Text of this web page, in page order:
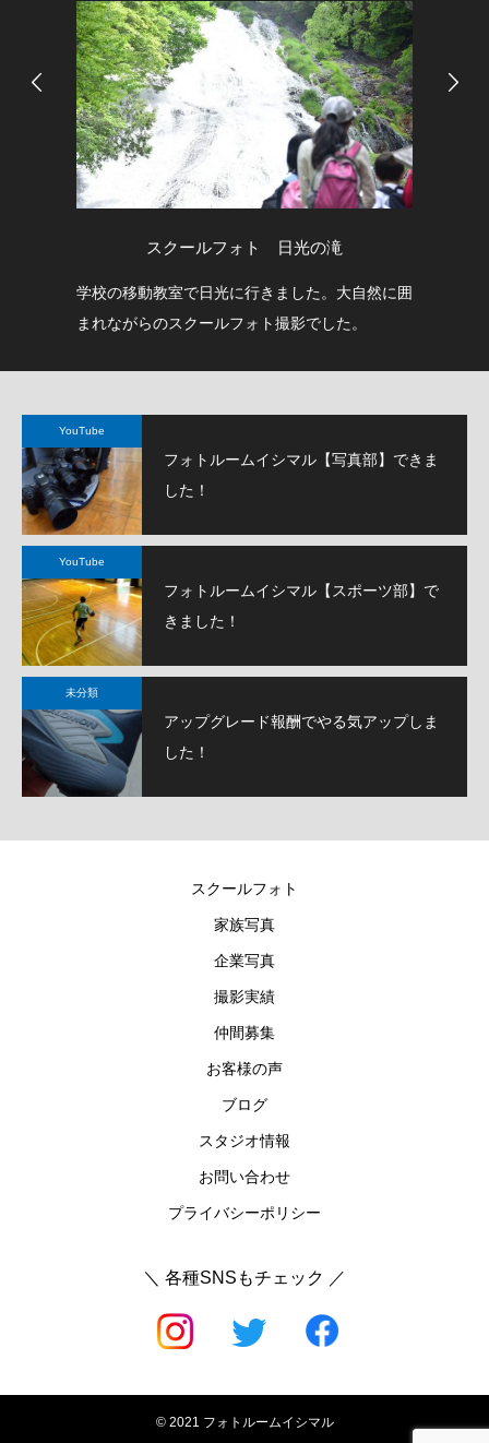
スクールフォト 日光の滝
学校の移動教室で日光に行きました。大自然に囲
まれながらのスクールフォト撮影でした。
YouTube
フォトルームイシマル【写真部】できま
した！
YouTube
フォトルームイシマル【スポーツ部】で
きました！
未分類
アップグレード報酬でやる気アップしま
した！
スクールフォト
家族写真
企業写真
撮影実績
仲間募集
お客様の声
ブログ
スタジオ情報
お問い合わせ
プライバシーポリシー
© 2021 フォトルームイシマル